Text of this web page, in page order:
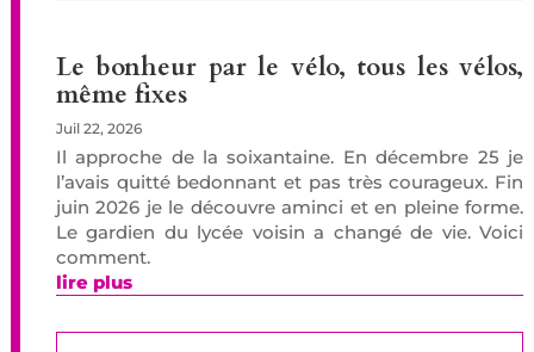
Le bonheur par le vélo, tous les vélos,
même fixes
Juil 22, 2026
Il approche de la soixantaine. En décembre 25 je
l’avais quitté bedonnant et pas très courageux. Fin
juin 2026 je le découvre aminci et en pleine forme.
Le gardien du lycée voisin a changé de vie. Voici
comment.
lire plus